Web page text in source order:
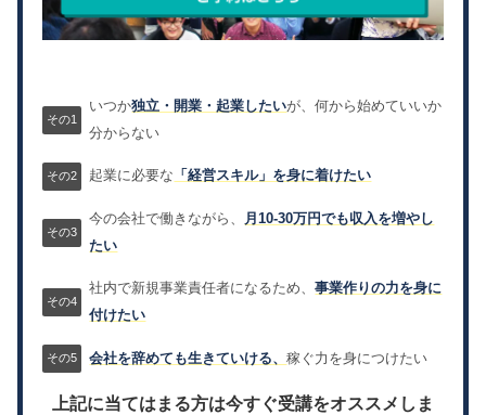
いつか独立・開業・起業したいが、何から始めていいか
分からない
起業に必要な 「経営スキル」を身に着けたい
今の会社で働きながら、
月10-30万円でも収入を増やし
たい
社内で新規事業責任者になるため、事業作りの力を身に
付けたい
会社を辞めても生きていける、稼ぐ力を身につけたい
上記に当てはまる方は今すぐ受講をオススメしま